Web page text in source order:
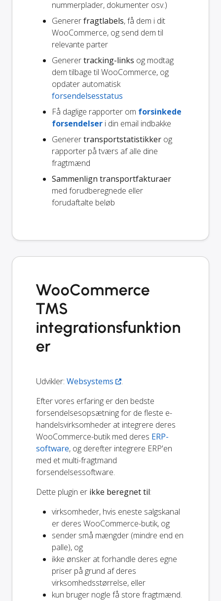
nummerplader, dokumenter osv.)
Genererfragtlabels, få dem i dit
WooCommerce, og send dem til
relevante parter
Generertracking-links og modtag
dem tilbage til WooCommerce, og
opdater automatisk
forsendelsesstatus
Få daglige rapporter om forsinkede
forsendelser i din email indbakke
Generertransportstatistikker og
rapporter på tværs af alle dine
fragtmænd
Sammenlign transportfakturaer
med forudberegnede eller
forudaftalte beløb
WooCommerce
TMS
integrationsfunktion
er
Udvikler: Websystems
.
Efter vores erfaring er den bedste
forsendelsesopsætning for de fleste e-
handelsvirksomheder at integrere deres
WooCommerce-butik med deres ERP-
software, og derefter integrere ERP'en
med et multi-fragtmand
forsendelsessoftware.
Dette plugin er ikke beregnet til:
virksomheder, hvis eneste salgskanal
er deres WooCommerce-butik, og
sender små mængder (mindre end en
palle), og
ikke ønsker at forhandle deres egne
priser på grund af deres
virksomhedsstørrelse, eller
kun bruger nogle få store fragtmænd.